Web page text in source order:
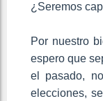
¿Seremos
Por nuestro
espero que
el pasado,
elecciones,